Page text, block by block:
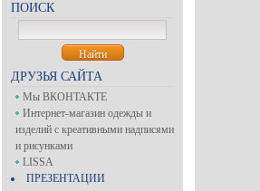
ПОИСК
ДРУЗЬЯ САЙТА
Мы ВКОНТАКТЕ
Интернет-магазин одежды и
изделий с креативными надписями
и рисунками
LISSA
ПРЕЗЕНТАЦИИ